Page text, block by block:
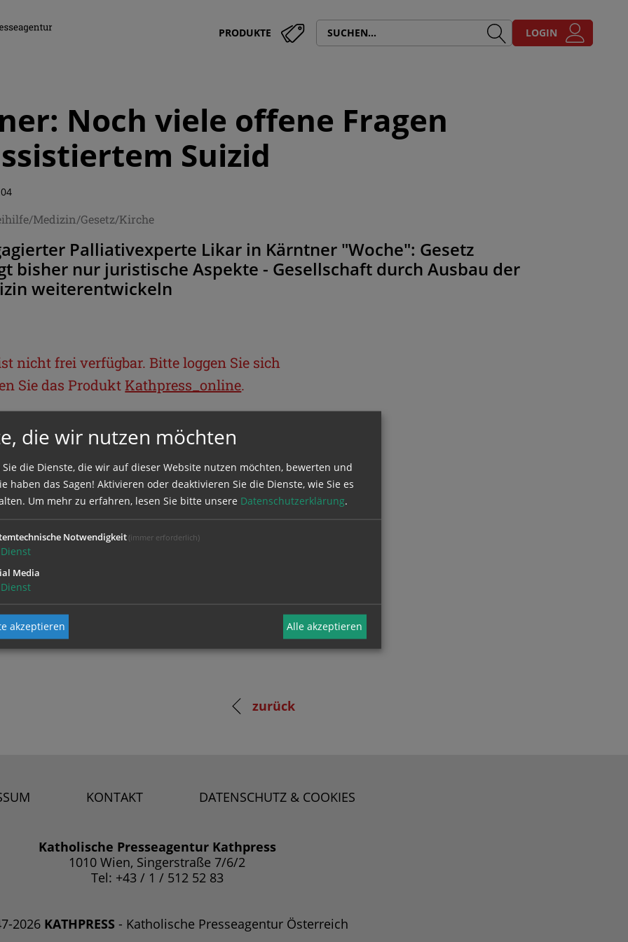
PRODUKTE LOGIN
Noch viele offene Fragen
Suizid
Medizin/Gesetz/Kirche
Palliativexperte Likar in Kärntner "Woche": Gesetz
bisher nur juristische Aspekte - Gesellschaft durch Ausbau der
weiterentwickeln
nicht frei verfügbar. Bitte loggen Sie sich
Sie das Produkt Kathpress_online.
sich mit Ihrem Benutzernamen und
zurück
KONTAKT DATENSCHUTZ & COOKIES
Katholische Presseagentur Kathpress
1010 Wien, Singerstraße 7/6/2
Tel: +43 / 1 / 512 52 83
2026 KATHPRESS - Katholische Presseagentur Österreich
die wir nutzen möchten
Sie die Dienste, die wir auf dieser Website nutzen möchten, bewerten und
haben das Sagen! Aktivieren oder deaktivieren Sie die Dienste, wie Sie es
Um mehr zu erfahren, lesen Sie bitte unsere Datenschutzerklärung.
Notwendigkeit (immer erforderlich)
Dienst
Media
Dienst
akzeptieren Alle akzeptieren